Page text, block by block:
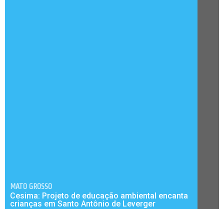
MATO GROSSO
Cesima: Projeto de educação ambiental encanta
crianças em Santo Antônio de Leverger